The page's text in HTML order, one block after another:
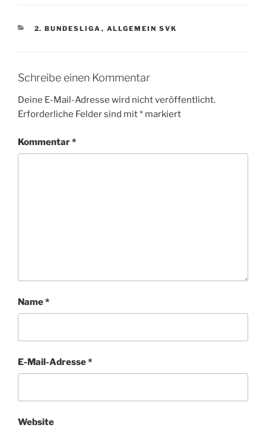
KATEGORIEN
2. BUNDESLIGA , ALLGEMEIN SVK
Schreibe einen Kommentar
Deine E-Mail-Adresse wird nicht veröffentlicht.
Erforderliche Felder sind mit* markiert
Kommentar*
Name*
E-Mail-Adresse*
Website